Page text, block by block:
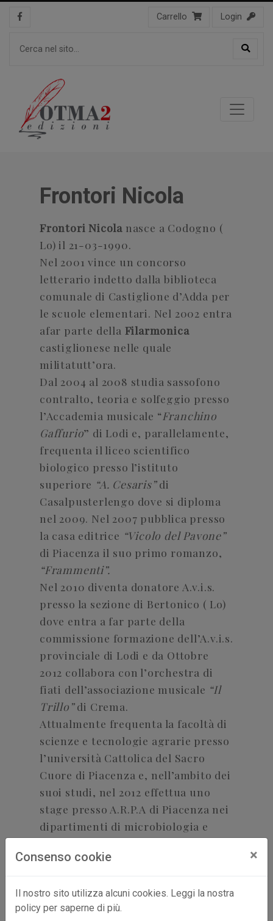
Carrello Login
Consenso cookie ×
Il nostro sito utilizza alcuni cookies. Leggi la nostra
policy per saperne di più.
Frontori Nicola
Frontori Nicola nasce a Codogno (
Lo) il 21-03-1990.
Nel 2001 vince un concorso
letterario indetto dalla biblioteca
comunale di Castiglione d’Adda per
le scuole elementari. Nel 2002 entra
afar parte della Filarmonica
castiglionese nelle quale
militatutt’ora.
Dal 2004 al 2008 studia sassofono
contralto, teoria e solfeggio presso
l’Accademia musicale “Franchino
Gaffurio” di Lodi e, parallelamente,
frequenta il liceo scientifico
biologico presso l’istituto
superiore “A. Cesaris”di
Casalpusterlengo dove si diploma
nel 2009. Nel 2007 pubblica presso
la casa editrice “Vicolo del Pavone”
di Piacenza il suo primo romanzo,
“Frammenti”.
Nel 2010 diventa donatore A.v.i.s.
presso la sezione di Bertonico ( Lo)
dove entra a far parte della
commissione formazione dell’A.v.i.s.
provinciale di Lodi e da Ottobre
2012 collabora con l’orchestra di
fiati dell’associazione musicale “Il
Trillo”di Crema.
Attualmente frequenta la facoltà di
scienze e tecnologie agrarie presso
l’università Cattolica del Sacro
Cuore di Piacenza e, nell’ambito dei
suoi studi, nel 2012 effettua uno
stage presso A.R.P.A di Piacenza nei
dipartimenti di microbiologia e
Vive a Bertonico con la famiglia.